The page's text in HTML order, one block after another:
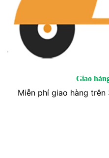
Giao
Miễn phí giao hàng